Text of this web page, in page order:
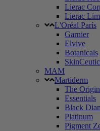
Lierac
Lierac
L'Oréal París
Garnier
Elvive
Botanicals
MAM
Martiderm
The
Essentials
Black
Platinum
Pigment